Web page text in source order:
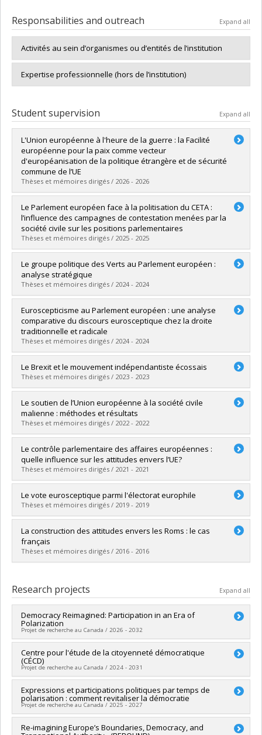
Responsabilities and outreach Expand all
Activités au sein d’organismes ou d’entités de l’institution
Expertise professionnelle (hors de l’institution)
Student supervision Expand all
L'Union européenne à l'heure de la guerre : la Facilité
européenne pour la paix comme vecteur
d'européanisation de la politique étrangère et de sécurité
commune de l’UE
Thèses et mémoires dirigés / 2026 - 2026
Graduate :Dubois, Nicholas
Cycle :Master's
Grade :M. Sc.
Lien vers le document dans Papyrus
Le Parlement européen face à la politisation du CETA :
l’influence des campagnes de contestation menées par la
société civile sur les positions parlementaires
Thèses et mémoires dirigés / 2025 - 2025
Graduate :Reymond, Elisa
Cycle :Master's
Grade :M. Sc.
Lien vers le document dans Papyrus
Le groupe politique des Verts au Parlement européen :
analyse stratégique
Thèses et mémoires dirigés / 2024 - 2024
Graduate :Guégan, Nolwen
Cycle :Master's
Grade :M. Sc.
Lien vers le document dans Papyrus
Euroscepticisme au Parlement européen : une analyse
comparative du discours eurosceptique chez la droite
traditionnelle et radicale
Thèses et mémoires dirigés / 2024 - 2024
Graduate :Benoit, Léandre
Cycle : Master's
Grade :M. Sc.
Lien vers le document dans Papyrus
Le Brexit et le mouvement indépendantiste écossais
Thèses et mémoires dirigés / 2023 - 2023
Graduate :Rheault, Gabrielle
Cycle :Master's
Grade :M. Sc.
Lien vers le document dans Papyrus
Le soutien de l’Union européenne à la société civile
malienne : méthodes et résultats
Thèses et mémoires dirigés / 2022 - 2022
Graduate :Vuitton, Alix
Cycle : Master's
Grade :M. Sc.
Lien vers le document dans Papyrus
Le contrôle parlementaire des affaires européennes :
quelle influence sur les attitudes envers l’UE?
Thèses et mémoires dirigés / 2021 - 2021
Graduate :Mounier, Antoine
Cycle : Master's
Grade :M. Sc.
Lien vers le document dans Papyrus
Le vote eurosceptique parmi l'électorat europhile
Thèses et mémoires dirigés / 2019 - 2019
Graduate :Houde, Anne-Marie
Cycle :Master's
Grade :M. Sc.
Lien vers le document dans Papyrus
La construction des attitudes envers les Roms : le cas
français
Thèses et mémoires dirigés / 2016 - 2016
Cycle :Master's
Grade :M.A.
Lien vers le document dans Papyrus
Research projects Expand all
Democracy Reimagined: Participation in an Era of
Polarization
Projet de recherche au Canada / 2026 - 2032
Lead researcher :Laurie Beaudonnet
Co-researchers :
Pascale Devette,
Funding sources:
Grant programs:PVXXXXXX-Subvention Savoir
Centre pour l'étude de la citoyenneté démocratique
(CÉCD)
Projet de recherche au Canada / 2024 - 2031
Lead researcher :Patrick Fournier,Frédérick Bastien
Co-researchers :André Blais,Claire Durand,Richard Nadeau
Jean-François Godbout
Dassonneville,Olivier Jacques,Catherine Ouellet,
Expressions et participations politiques par temps de
polarisation : comment revitaliser la démocratie
Projet de recherche au Canada / 2025 - 2027
Lead researcher :Laurie Beaudonnet
Re-imagining Europe’s Boundaries, Democracy, and